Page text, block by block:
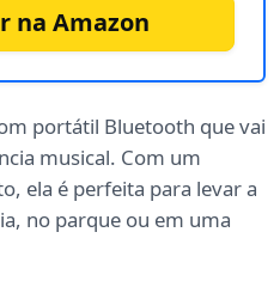
na Amazon
portátil Bluetooth que vai
musical. Com um
ela é perfeita para levar a
no parque ou em uma